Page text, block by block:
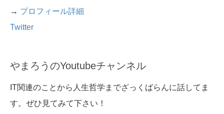
→ プロフィール詳細
Twitter
やまろうのYoutubeチャンネル
IT関連のことから人生哲学までざっくばらんに話してま
す。ぜひ見てみて下さい！